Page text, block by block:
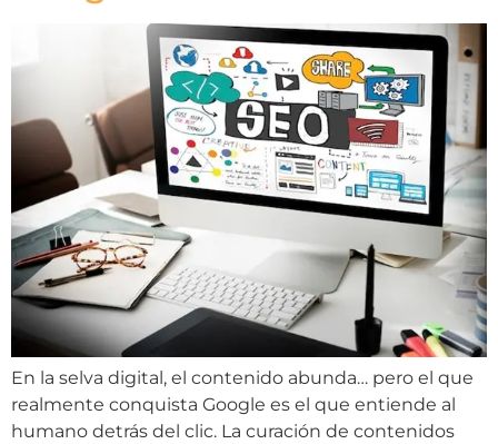
En la selva digital, el contenido abunda… pero el que
realmente conquista Google es el que entiende al
humano detrás del clic. La curación de contenidos